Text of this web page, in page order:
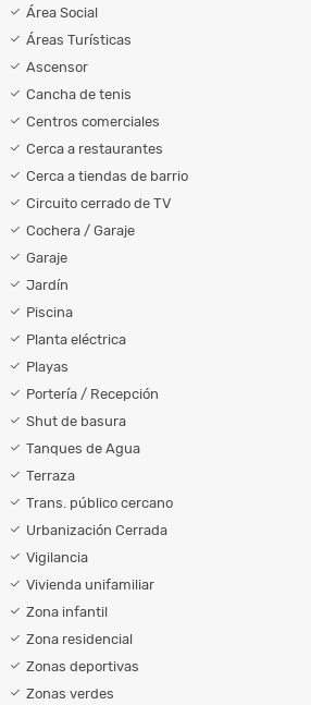
Área Social
Áreas Turísticas
Ascensor
Cancha de tenis
Centros comerciales
Cerca a restaurantes
Cerca a tiendas de barrio
Circuito cerrado de TV
Cochera / Garaje
Garaje
Jardín
Piscina
Planta eléctrica
Playas
Portería / Recepción
Shut de basura
Tanques de Agua
Terraza
Trans. público cercano
Urbanización Cerrada
Vigilancia
Vivienda unifamiliar
Zona infantil
Zona residencial
Zonas deportivas
Zonas verdes